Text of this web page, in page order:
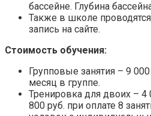
бассейне. Глубина
Также в школе
запись на сайте.
Стоимость обучения:
Групповые занятия – 9
месяц в группе.
Тренировка для двоих – 4
800 руб. при оплате 8